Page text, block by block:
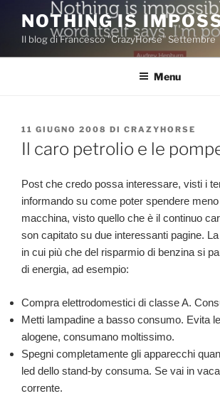
contenuto
NOTHING IS
Il blog di Francesco "CrazyHorse" Settembre
Menu
PUBBLICATO
IL
11 GIUGNO 2008 DI CRAZYHORSE
Il caro petrolio e le
Post che credo possa interessare, visti i
informando su come poter spendere
macchina, visto quello che è il continuo
son capitato su due interessanti pagine.
in cui più che del risparmio di benzina si
di energia, ad esempio:
Compra elettrodomestici di classe A.
Metti lampadine a basso consumo. Evita
alogene, consumano moltissimo.
Spegni completamente gli apparecchi
led dello stand-by consuma. Se vai in
corrente.